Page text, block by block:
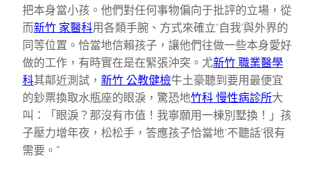
把本身當小孩。他們對任何事物偏向于批評的立場，從
而新竹 家醫科用各類手腕、方式來確立‘自我’與外界的
同等位置。恰當地信賴孩子，讓他們往做一些本身愛好
做的工作，有時實在是在緊張沖突。尤新竹 職業醫學
科其鄰近測試， 新竹 公教健檢牛土豪聽到要用最便宜
的鈔票換取水瓶座的眼淚，驚恐地竹科 慢性病診所大
叫：「眼淚？那沒有市值！我寧願用一棟別墅換！」孩
子壓力增年夜，松松手，答應孩子恰當地‘不聽話’很有
需要。”